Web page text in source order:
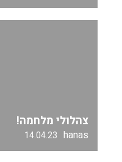
צהלולי מלחמה!
hanas
14.04.23